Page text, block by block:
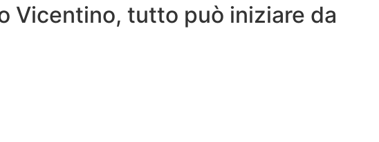
Vicentino, tutto può iniziare da